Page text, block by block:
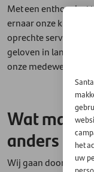
Met een enthousiast
ernaar onze klanten
oprechte service en
geloven in
onze medewerkers.
Wat
anders en
Wij gaan door het
het
uw